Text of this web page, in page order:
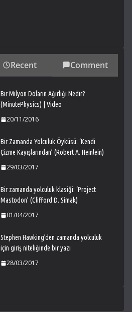
Recent Comment
Bir Milyon Doların Ağırlığı Nedir?
(MinutePhysics) | Video
20/11/2016
Bir Zamanda Yolculuk Öyküsü: ‘Kendi
Çizme Kayışlarından’ (Robert A. Heinlein)
29/03/2017
Bir zamanda yolculuk klasiği: ‘Project
Mastodon’ (Clifford D. Simak)
01/04/2017
Stephen Hawking’den zamanda yolculuk
için giriş niteliğinde bir yazı
28/03/2017